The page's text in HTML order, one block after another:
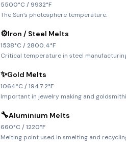
5500°C / 9932°F
The Sun’s photosphere temperature.
⚙️Iron / Steel Melts
1538°C / 2800.4°F
Critical temperature in steel
✨Gold Melts
1064°C / 1947.2°F
Important in jewelry making and
🔧Aluminium Melts
660°C / 1220°F
Melting point used in smelting and